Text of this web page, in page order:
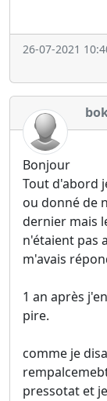
26-07-2021
Bonjour
Tout d'abord
ou donné de
dernier mais
n'étaient pas
m'avais
1 an après
pire.
comme je
pressotat et